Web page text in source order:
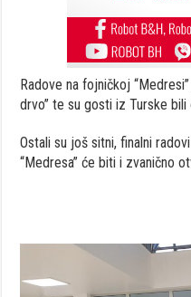
Radove na fojničkoj
drvo” te su gosti iz Turske bili
Ostali su još sitni, finalni
“Medresa” će biti i zvanično